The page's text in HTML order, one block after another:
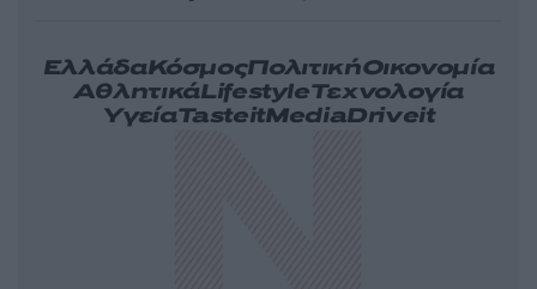
ΕλλάδαΚόσμοςΠολιτικήΟικονομία
ΑθλητικάLifestyleΤεχνολογία
ΥγείαTasteitMediaDriveit